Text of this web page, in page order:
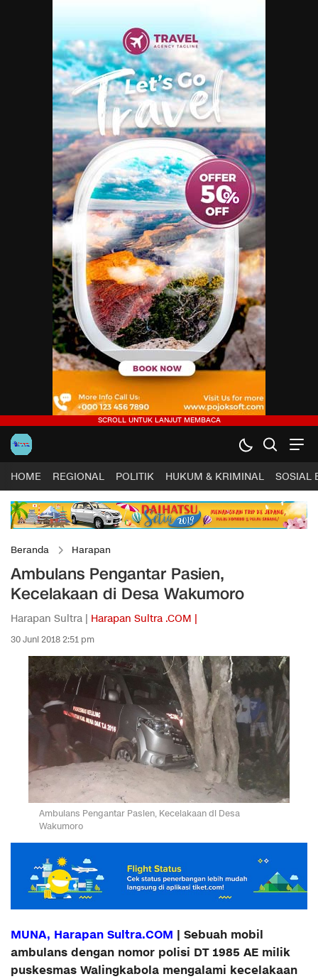
HOME REGIONAL POLITIK HUKUM & KRIMINAL SOSIAL
Beranda Harapan
Ambulans Pengantar Pasien,
Kecelakaan di Desa Wakumoro
Harapan Sultra | Harapan Sultra .COM |
30 Juni 2018 2:51 pm
Ambulans Pengantar Pasien, Kecelakaan di Desa
Wakumoro
MUNA, Harapan Sultra.COM | Sebuah mobil
ambulans dengan nomor polisi DT 1985 AE milik
puskesmas Walingkabola mengalami kecelakaan